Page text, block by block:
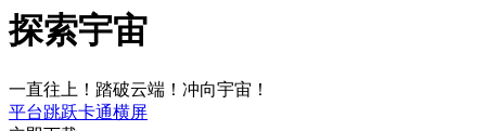
探索宇宙
一直往上！踏破云端！冲向宇宙！
平台跳跃卡通横屏